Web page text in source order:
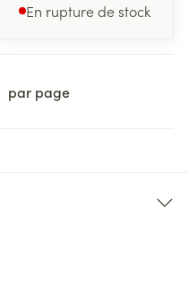
En rupture de stock
par page